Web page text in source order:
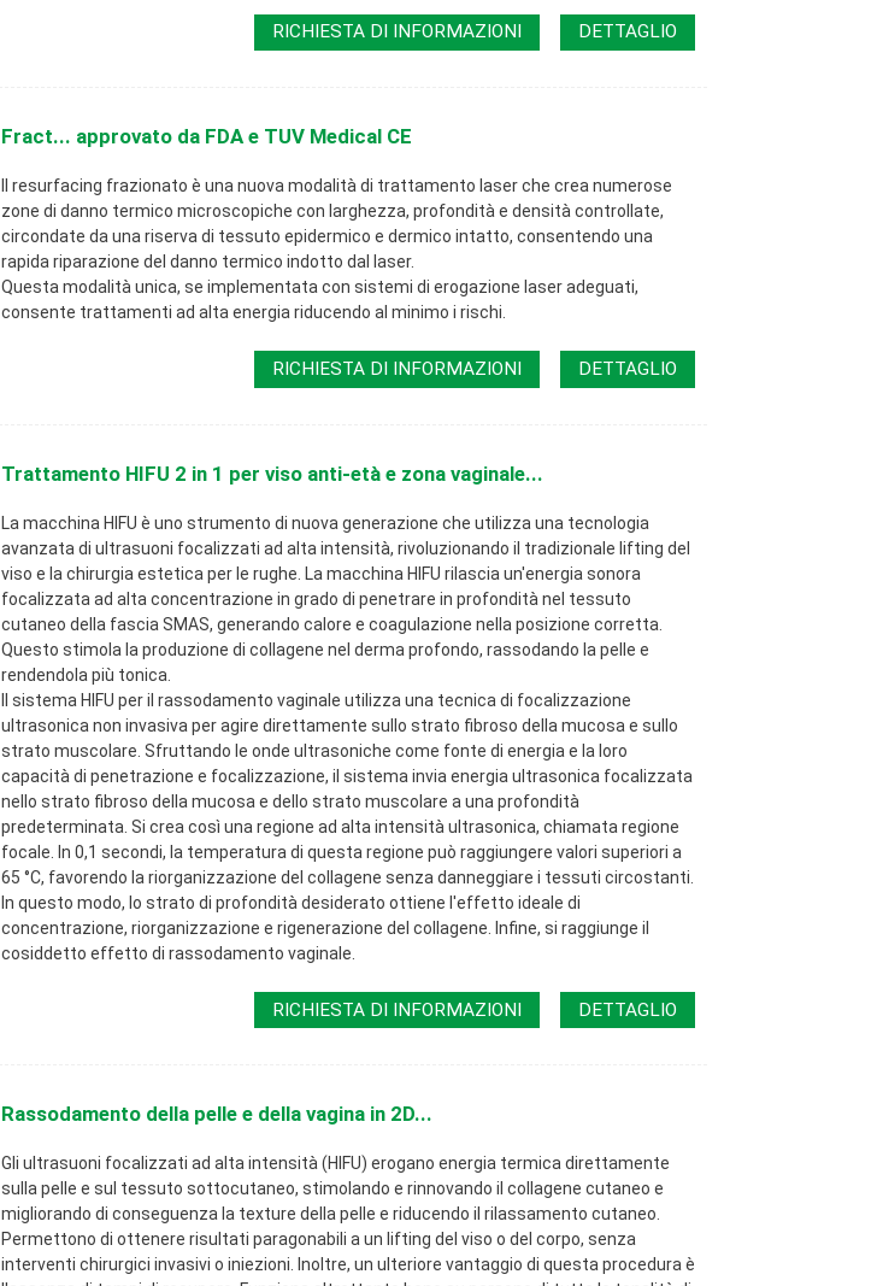
RICHIESTA DI INFORMAZIONI DETTAGLIO
Fract... approvato da FDA e TUV Medical CE
Il resurfacing frazionato è una nuova modalità di trattamento laser che crea numerose
zone di danno termico microscopiche con larghezza, profondità e densità controllate,
circondate da una riserva di tessuto epidermico e dermico intatto, consentendo una
rapida riparazione del danno termico indotto dal laser.
Questa modalità unica, se implementata con sistemi di erogazione laser adeguati,
consente trattamenti ad alta energia riducendo al minimo i rischi.
RICHIESTA DI INFORMAZIONI DETTAGLIO
Trattamento HIFU 2 in 1 per viso anti-età e zona vaginale...
La macchina HIFU è uno strumento di nuova generazione che utilizza una tecnologia
avanzata di ultrasuoni focalizzati ad alta intensità, rivoluzionando il tradizionale lifting del
viso e la chirurgia estetica per le rughe. La macchina HIFU rilascia un'energia sonora
focalizzata ad alta concentrazione in grado di penetrare in profondità nel tessuto
cutaneo della fascia SMAS, generando calore e coagulazione nella posizione corretta.
Questo stimola la produzione di collagene nel derma profondo, rassodando la pelle e
rendendola più tonica.
Il sistema HIFU per il rassodamento vaginale utilizza una tecnica di focalizzazione
ultrasonica non invasiva per agire direttamente sullo strato fibroso della mucosa e sullo
strato muscolare. Sfruttando le onde ultrasoniche come fonte di energia e la loro
capacità di penetrazione e focalizzazione, il sistema invia energia ultrasonica focalizzata
nello strato fibroso della mucosa e dello strato muscolare a una profondità
predeterminata. Si crea così una regione ad alta intensità ultrasonica, chiamata regione
focale. In 0,1 secondi, la temperatura di questa regione può raggiungere valori superiori a
65 °C, favorendo la riorganizzazione del collagene senza danneggiare i tessuti circostanti.
In questo modo, lo strato di profondità desiderato ottiene l'effetto ideale di
concentrazione, riorganizzazione e rigenerazione del collagene. Infine, si raggiunge il
cosiddetto effetto di rassodamento vaginale.
RICHIESTA DI INFORMAZIONI DETTAGLIO
Rassodamento della pelle e della vagina in 2D...
Gli ultrasuoni focalizzati ad alta intensità (HIFU) erogano energia termica direttamente
sulla pelle e sul tessuto sottocutaneo, stimolando e rinnovando il collagene cutaneo e
migliorando di conseguenza la texture della pelle e riducendo il rilassamento cutaneo.
Permettono di ottenere risultati paragonabili a un lifting del viso o del corpo, senza
interventi chirurgici invasivi o iniezioni. Inoltre, un ulteriore vantaggio di questa procedura è